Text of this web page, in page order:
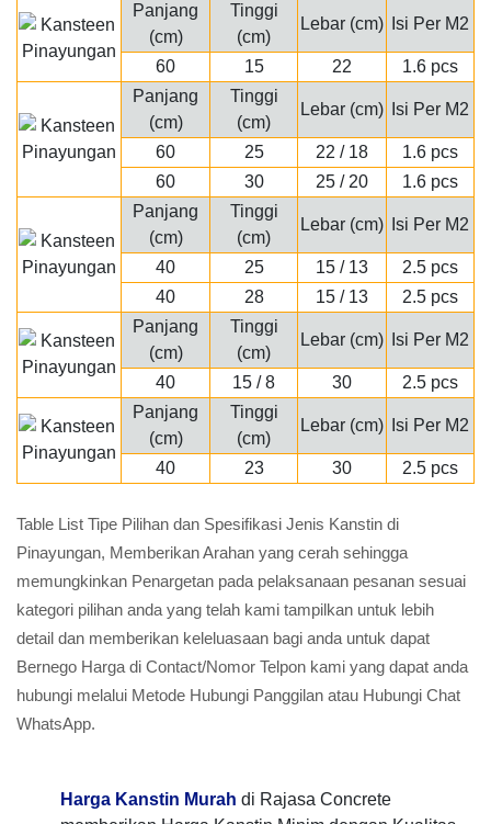
Panjang
(cm)
Tinggi
(cm)
Lebar (cm) Isi Per M2
60 15 22
1.6 pcs
Panjang
(cm)
Tinggi
(cm)
Lebar (cm) Isi Per M2
60 25 22 / 18
1.6 pcs
60
30 25 / 20
1.6 pcs
Panjang
(cm)
Tinggi
(cm)
Lebar (cm) Isi Per M2
40 25 15 / 13
2.5 pcs
40
28 15 / 13
2.5 pcs
Panjang
(cm)
Tinggi
(cm)
Lebar (cm) Isi Per M2
40 15 / 8 30
2.5 pcs
Panjang
(cm)
Tinggi
(cm)
Lebar (cm) Isi Per M2
40 23 30 2.5 pcs
Table List Tipe Pilihan dan Spesifikasi Jenis Kanstin di
Pinayungan, Memberikan Arahan yang cerah sehingga
memungkinkan Penargetan pada pelaksanaan pesanan sesuai
kategori pilihan anda yang telah kami tampilkan untuk lebih
detail dan memberikan keleluasaan bagi anda untuk dapat
Bernego Harga di Contact/Nomor Telpon kami yang dapat anda
hubungi melalui Metode Hubungi Panggilan atau Hubungi Chat
WhatsApp.
Harga Kanstin Murah di Rajasa Concrete